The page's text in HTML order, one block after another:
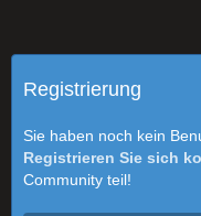
Registrierung
Sie haben noch kein
Registrieren Sie sich
Community teil!